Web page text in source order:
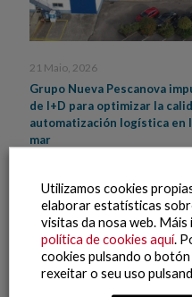
21 Maio, 2026
Grupo Nueva Pescanova
de I+D para optimizar la
automatización logística en
mar
Utilizamos cookies
elaborar estatísticas
visitas da nosa web.
política de cookies aquí.
cookies pulsando o
rexeitar o seu uso